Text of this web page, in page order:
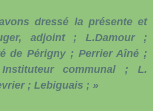
dressé la présente et
adjoint ; L.Damour ;
de Périgny ; Perrier Aîné ;
communal ; L.
; Lebiguais ; »